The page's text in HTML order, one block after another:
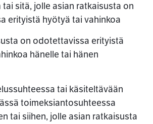
sitä, jolle asian ratkaisusta on
erityistä hyötyä tai vahinkoa
on odotettavissa erityistä
hänelle tai hänen
tai käsiteltävään
toimeksiantosuhteessa
tai siihen, jolle asian ratkaisusta